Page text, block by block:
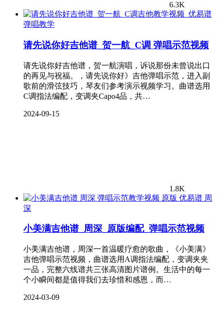
6.3K
弹唱教学
请先说你好吉他谱_贺一航_C调 弹唱示范视频
请先说你好吉他谱，贺一航演唱，诉说那份未曾说出口
的再见与祝福。，请先说你好》吉他弹唱示范，进入副
歌前的滑弦技巧，琴友们参考演示视频学习。曲谱选用
C调指法编配，变调夹Capo4品，共…
2024-09-15
1.8K
周
深
小美满吉他谱_周深_原版编配_弹唱示范视频
小美满吉他谱，周深一首温暖疗愈的歌曲，《小美满》
吉他弹唱示范视频，曲谱选用A调指法编配，变调夹夹
一品，完整六线谱共三张高清图片谱例。生活中的每一
个小瞬间都是值得我们去珍惜和感恩，而…
2024-03-09